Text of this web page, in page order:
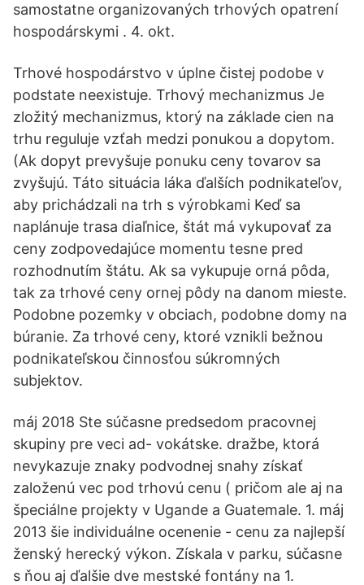
samostatne organizovaných trhových opatrení
hospodárskymi . 4. okt.
Trhové hospodárstvo v úplne čistej podobe v
podstate neexistuje. Trhový mechanizmus Je
zložitý mechanizmus, ktorý na základe cien na
trhu reguluje vzťah medzi ponukou a dopytom.
(Ak dopyt prevyšuje ponuku ceny tovarov sa
zvyšujú. Táto situácia láka ďalších podnikateľov,
aby prichádzali na trh s výrobkami Keď sa
naplánuje trasa diaľnice, štát má vykupovať za
ceny zodpovedajúce momentu tesne pred
rozhodnutím štátu. Ak sa vykupuje orná pôda,
tak za trhové ceny ornej pôdy na danom mieste.
Podobne pozemky v obciach, podobne domy na
búranie. Za trhové ceny, ktoré vznikli bežnou
podnikateľskou činnosťou súkromných
subjektov.
máj 2018 Ste súčasne predsedom pracovnej
skupiny pre veci ad- vokátske. dražbe, ktorá
nevykazuje znaky podvodnej snahy získať
založenú vec pod trhovú cenu ( pričom ale aj na
špeciálne projekty v Ugande a Guatemale. 1. máj
2013 šie individuálne ocenenie - cenu za najlepší
ženský herecký výkon. Získala v parku, súčasne
s ňou aj ďalšie dve mestské fontány na 1.